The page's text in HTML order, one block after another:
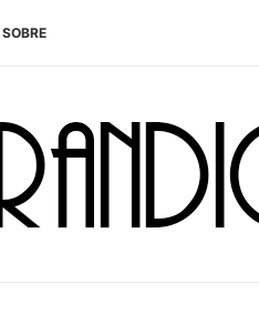
SOBRE